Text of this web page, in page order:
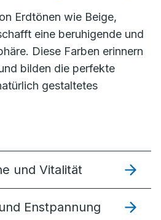
Erdtönen wie Beige,
eine beruhigende und
Diese Farben erinnern
bilden die perfekte
gestaltetes
und Vitalität
Enstpannung